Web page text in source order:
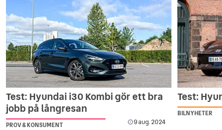
Test: Hyundai i30 Kombi gör ett bra
jobb på långresan
PROV & KONSUMENT 9 aug. 2024
Test:
BILNYHETER